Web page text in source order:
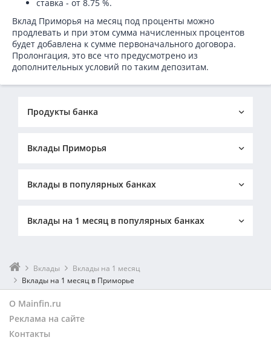
ставка - от 8.75 %.
Вклад Приморья на месяц под проценты можно
продлевать и при этом сумма начисленных процентов
будет добавлена к сумме первоначального договора.
Пролонгация, это все что предусмотрено из
дополнительных условий по таким депозитам.
Продукты банка
Ипотека в Приморье
Вклады Приморья
Валютные вклады
Вклады на 3 месяца
Пополняемые вклады
Вклады в популярных банках
Вклады ВТБ банка
Вклады Т-Банка
Вклады Московского Кредитного Банка
Вклады на 1 месяц в популярных банках
Альфа-Банк
Т-Банк
Газпромбанк
Россельхозбанк
Вклады
Вклады на 1 месяц
Вклады на 1 месяц в Приморье
О Mainfin.ru
Реклама на сайте
Контакты